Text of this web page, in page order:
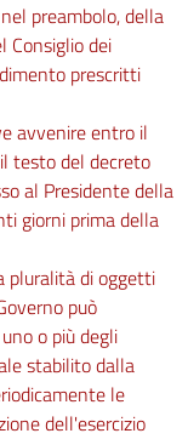
preambolo, della
Consiglio dei
prescritti
avvenire entro il
testo del decreto
al Presidente della
giorni prima della
pluralità di oggetti
può
o più degli
stabilito dalla
le
dell'esercizio